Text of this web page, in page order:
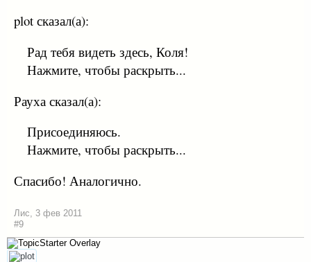
plot сказал(а):
Рад тебя видеть здесь, Коля!
Нажмите, чтобы раскрыть...
Рауха сказал(а):
Присоединяюсь.
Нажмите, чтобы раскрыть...
Спасибо! Аналогично.
Лис
3 фев 2011
#9